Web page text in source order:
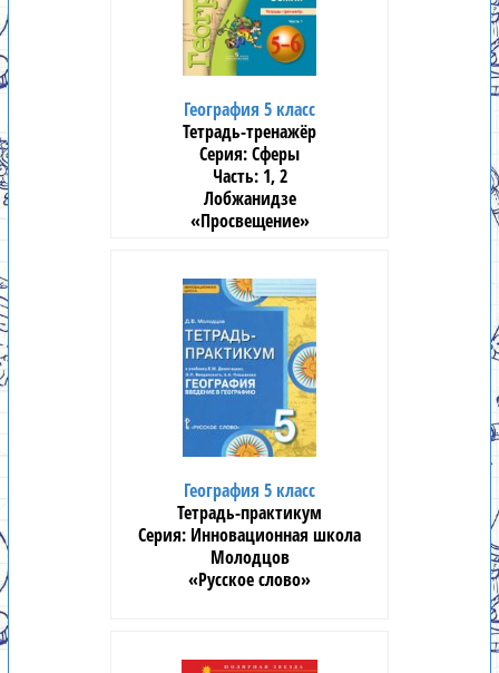
География 5 класс
Тетрадь-тренажёр
Сферы
1, 2
Лобжанидзе
«Просвещение»
География 5 класс
Тетрадь-практикум
Инновационная школа
Молодцов
«Русское слово»